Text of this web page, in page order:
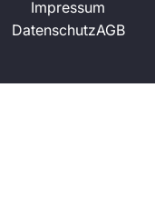
Impressum
DatenschutzAGB